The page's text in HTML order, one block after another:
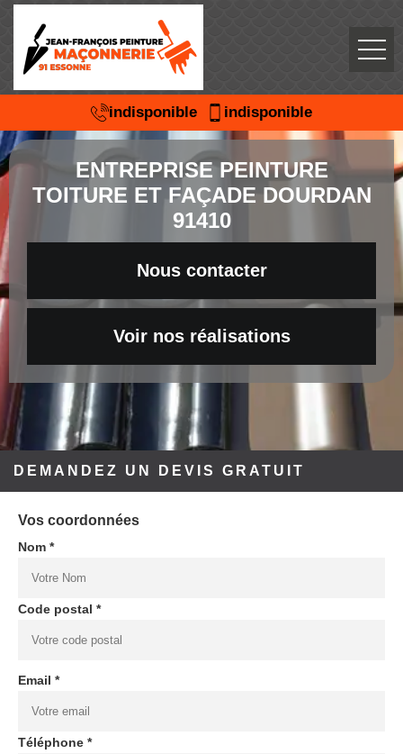
indisponible indisponible
ENTREPRISE PEINTURE
TOITURE ET FAÇADE DOURDAN
91410
Nous contacter
Voir nos réalisations
DEMANDEZ UN DEVIS GRATUIT
Vos coordonnées
Nom *
Code postal *
Email *
Téléphone *